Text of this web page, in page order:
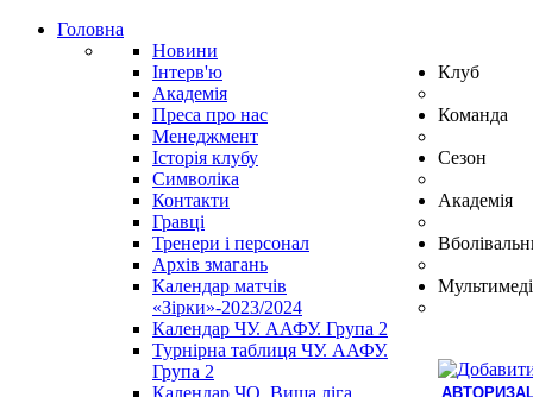
Головна
Новини
Інтерв'ю
Академія
Преса про нас
Клуб
Менеджмент
Історія клубу
Символіка
Контакти
Команда
Гравці
Тренери і персонал
Архів змагань
Сезон
Календар матчів
«Зірки»-2023/2024
Календар ЧУ. ААФУ. Група 2
Турнірна таблиця ЧУ. ААФУ.
Група 2
Календар ЧО. Вища ліга
Академія